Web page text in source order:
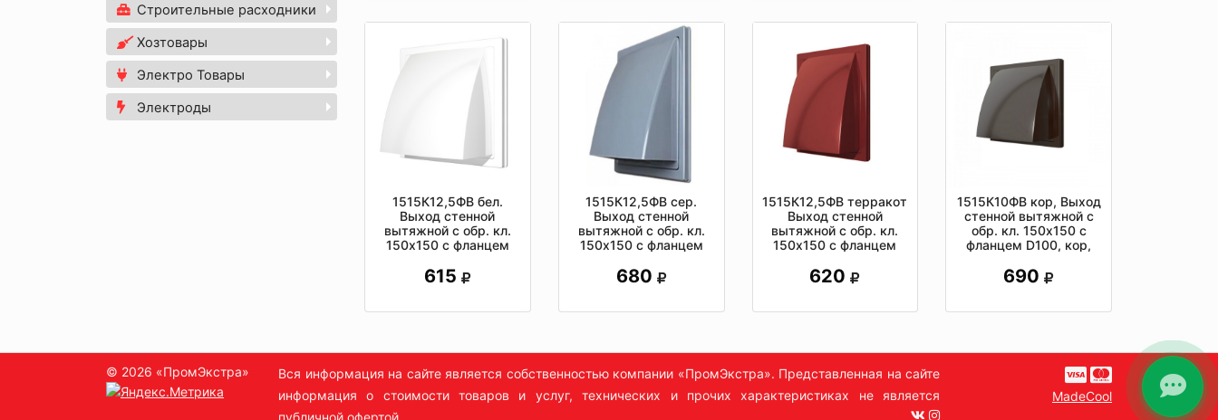
Строительные расходники
Хозтовары
Электро Товары
Электроды
1515К12,5ФВ бел.
Выход стенной
вытяжной с обр. кл.
150х150 с фланцем
615
1515К12,5ФВ сер.
Выход стенной
вытяжной с обр. кл.
150х150 с фланцем
680
1515К12,5ФВ терракот
Выход стенной
вытяжной с обр. кл.
150х150 с фланцем
620
1515К10ФВ кор, Выход
стенной вытяжной с
обр. кл. 150х150 с
фланцем D100, кор,
690
© 2026 «ПромЭкстра»
Вся информация на сайте является собственностью компании «ПромЭкстра». Представленная на сайте
информация о стоимости товаров и услуг, технических и прочих характеристиках не является
публичной офертой
MadeCool